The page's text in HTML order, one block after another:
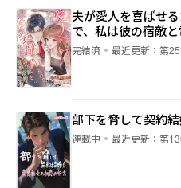
夫が愛人を喜ばせ
で、私は彼の宿敵
完結済 最近更新： 第
部下を脅して契約
連載中 最近更新： 第